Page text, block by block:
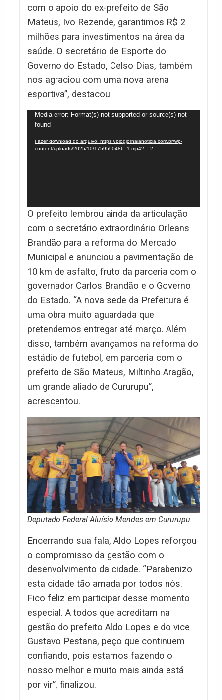
com o apoio do ex-prefeito de São
Mateus, Ivo Rezende, garantimos R$ 2
milhões para investimentos na área da
saúde. O secretário de Esporte do
Governo do Estado, Celso Dias, também
nos agraciou com uma nova arena
esportiva”, destacou.
Tocador
de
vídeo
Media error: Format(s) not supported or source(s) not
found
Fazer download do arquivo: https://blogjornalanoticia.com.br/wp-
content/uploads/2025/10/1759590486_1.mp4?_=2
O prefeito lembrou ainda da articulação
com o secretário extraordinário Orleans
Brandão para a reforma do Mercado
Municipal e anunciou a pavimentação de
10 km de asfalto, fruto da parceria com o
governador Carlos Brandão e o Governo
do Estado. “A nova sede da Prefeitura é
uma obra muito aguardada que
pretendemos entregar até março. Além
disso, também avançamos na reforma do
estádio de futebol, em parceria com o
prefeito de São Mateus, Miltinho Aragão,
um grande aliado de Cururupu”,
acrescentou.
Deputado Federal Aluísio Mendes em Cururupu.
Encerrando sua fala, Aldo Lopes reforçou
o compromisso da gestão com o
desenvolvimento da cidade. “Parabenizo
esta cidade tão amada por todos nós.
Fico feliz em participar desse momento
especial. A todos que acreditam na
gestão do prefeito Aldo Lopes e do vice
Gustavo Pestana, peço que continuem
confiando, pois estamos fazendo o
nosso melhor e muito mais ainda está
por vir”, finalizou.